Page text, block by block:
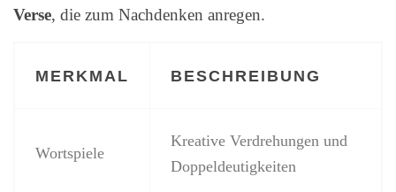
Verse, die zum Nachdenken anregen.
MERKMAL BESCHREIBUNG
Wortspiele
Kreative Verdrehungen und
Doppeldeutigkeiten